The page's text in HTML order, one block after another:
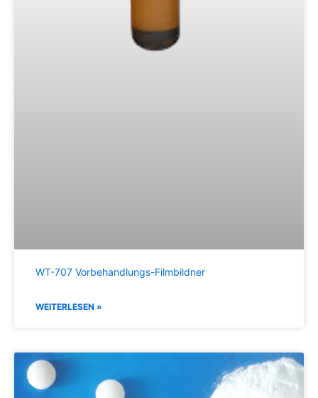
WT-707 Vorbehandlungs-Filmbildner
WEITERLESEN »